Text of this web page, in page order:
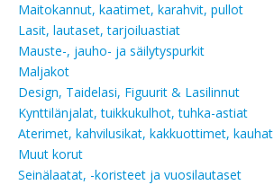
Maitokannut, kaatimet, karahvit, pullot
Lasit, lautaset, tarjoiluastiat
Mauste-, jauho- ja säilytyspurkit
Maljakot
Design, Taidelasi, Figuurit & Lasilinnut
Kynttilänjalat, tuikkukulhot, tuhka-astiat
Aterimet, kahvilusikat, kakkuottimet, kauhat
Muut korut
Seinälaatat, -koristeet ja vuosilautaset